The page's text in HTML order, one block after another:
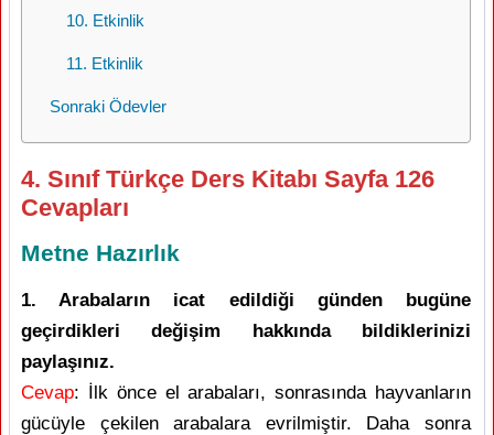
10. Etkinlik
11. Etkinlik
Sonraki Ödevler
4. Sınıf Türkçe Ders Kitabı Sayfa 126
Cevapları
Metne Hazırlık
1. Arabaların icat edildiği günden bugüne
geçirdikleri değişim hakkında bildiklerinizi
paylaşınız.
Cevap: İlk önce el arabaları, sonrasında hayvanların
gücüyle çekilen arabalara evrilmiştir. Daha sonra